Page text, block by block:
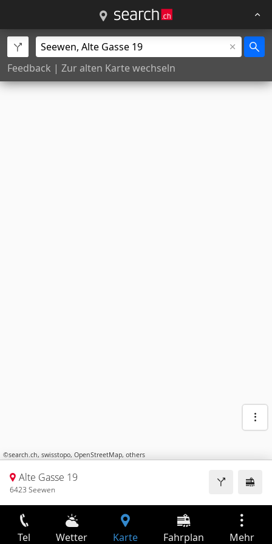
Feedback | Zur alten Karte wechseln
©search.ch, swisstopo, OpenStreetMap, others
Alte Gasse 19
6423 Seewen
Tel Wetter Karte Fahrplan Mehr